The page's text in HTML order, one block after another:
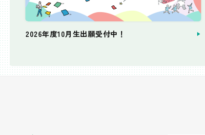
2026年度10月生出願受付中！
個別相談会